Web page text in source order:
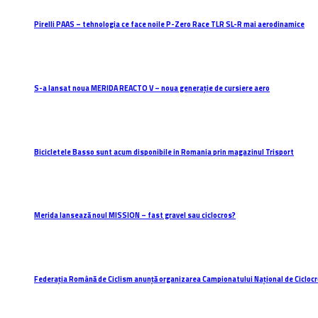
Pirelli PAAS – tehnologia ce face noile P-Zero Race TLR SL-R mai aerodinamice
S-a lansat noua MERIDA REACTO V – noua generație de cursiere aero
Bicicletele Basso sunt acum disponibile in Romania prin magazinul Trisport
Merida lansează noul MISSION – fast gravel sau ciclocros?
Federația Română de Ciclism anunță organizarea Campionatului Național de